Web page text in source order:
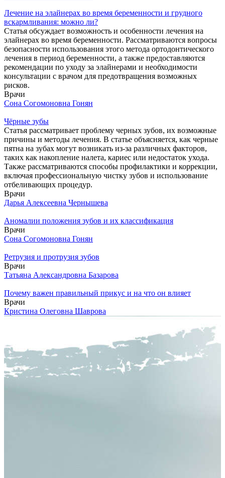
Лечение на элайнерах во время беременности и грудного
вскармливания: можно ли?
Статья обсуждает возможность и особенности лечения на
элайнерах во время беременности. Рассматриваются вопросы
безопасности использования этого метода ортодонтического
лечения в период беременности, а также предоставляются
рекомендации по уходу за элайнерами и необходимости
консультации с врачом для предотвращения возможных
рисков.
Врачи
Сона Согомоновна Гонян
Чёрные зубы
Статья рассматривает проблему черных зубов, их возможные
причины и методы лечения. В статье объясняется, как черные
пятна на зубах могут возникать из-за различных факторов,
таких как накопление налета, кариес или недостаток ухода.
Также рассматриваются способы профилактики и коррекции,
включая профессиональную чистку зубов и использование
отбеливающих процедур.
Врачи
Дарья Алексеевна Чернышева
Аномалии положения зубов и их классификация
Врачи
Сона Согомоновна Гонян
Ретрузия и протрузия зубов
Врачи
Татьяна Александровна Базарова
Почему важен правильный прикус и на что он влияет
Врачи
Кристина Олеговна Шаврова